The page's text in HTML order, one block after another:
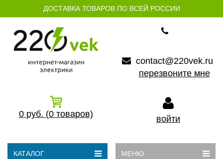
ДОСТАВКА ТОВАРОВ ПО ВСЕЙ РОССИИ
contact@220vek.ru
перезвоните мне
0 руб. (0 товаров) войти
КАТАЛОГ МЕНЮ